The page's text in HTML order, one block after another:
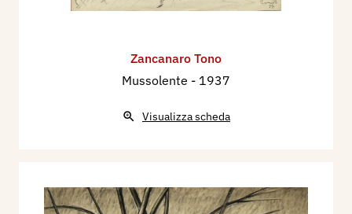
Zancanaro Tono
Mussolente - 1937
Visualizza scheda